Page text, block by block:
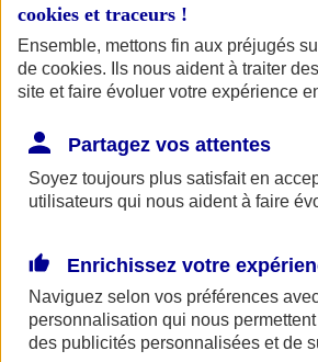
cookies et traceurs !
Ensemble, mettons fin aux préjugés
de cookies. Ils nous aident à traiter
site et faire évoluer votre expérience
Partagez vos attentes
Soyez toujours plus satisfait en
utilisateurs qui nous aident à faire
Enrichissez votre
Naviguez selon vos préférences
personnalisation qui nous
des publicités personnalisées et de